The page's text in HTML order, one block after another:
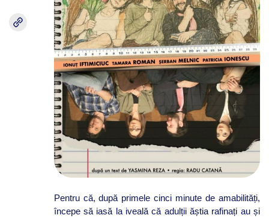
Pentru că, după primele cinci minute de amabilități,
începe să iasă la iveală că adulții ăștia rafinați au și